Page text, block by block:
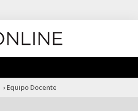
› Equipo Docente